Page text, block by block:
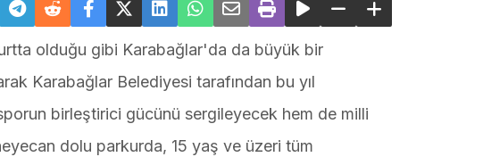
olduğu gibi Karabağlar'da da büyük bir
Karabağlar Belediyesi tarafından bu yıl
birleştirici gücünü sergileyecek hem de milli
dolu parkurda, 15 yaş ve üzeri tüm